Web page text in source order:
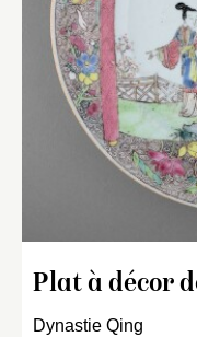
Plat à décor
Dynastie Qing